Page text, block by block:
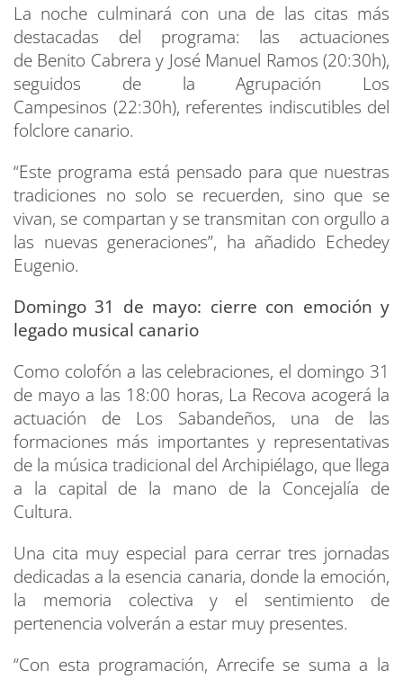
La noche culminará con una de las citas más
destacadas del programa: las actuaciones
de Benito Cabrera y José Manuel Ramos (20:30h),
seguidos de la Agrupación Los
Campesinos (22:30h), referentes indiscutibles del
folclore canario.
“Este programa está pensado para que nuestras
tradiciones no solo se recuerden, sino que se
vivan, se compartan y se transmitan con orgullo a
las nuevas generaciones”, ha añadido Echedey
Eugenio.
Domingo 31 de mayo: cierre con emoción y
legado musical canario
Como colofón a las celebraciones, el domingo 31
de mayo a las 18:00 horas, La Recova acogerá la
actuación de Los Sabandeños, una de las
formaciones más importantes y representativas
de la música tradicional del Archipiélago, que llega
a la capital de la mano de la Concejalía de
Cultura.
Una cita muy especial para cerrar tres jornadas
dedicadas a la esencia canaria, donde la emoción,
la memoria colectiva y el sentimiento de
pertenencia volverán a estar muy presentes.
“Con esta programación, Arrecife se suma a la